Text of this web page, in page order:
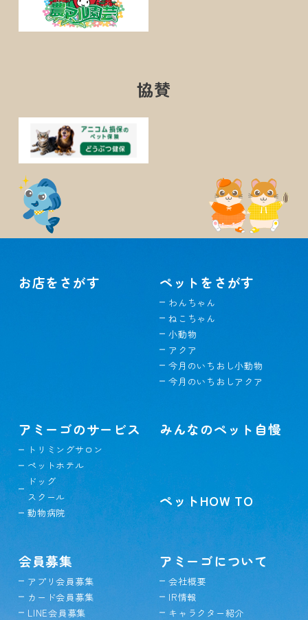
協賛
お店をさがす ペットをさがす
わんちゃん
ねこちゃん
小動物
アクア
今月のいちおし小動物
今月のいちおしアクア
アミーゴのサービス
トリミングサロン
ペットホテル
ドッグ
スクール
動物病院
みんなのペット自慢
ペットHOW TO
会員募集
アプリ会員募集
カード会員募集
LINE会員募集
アミーゴについて
会社概要
IR情報
キャラクター紹介